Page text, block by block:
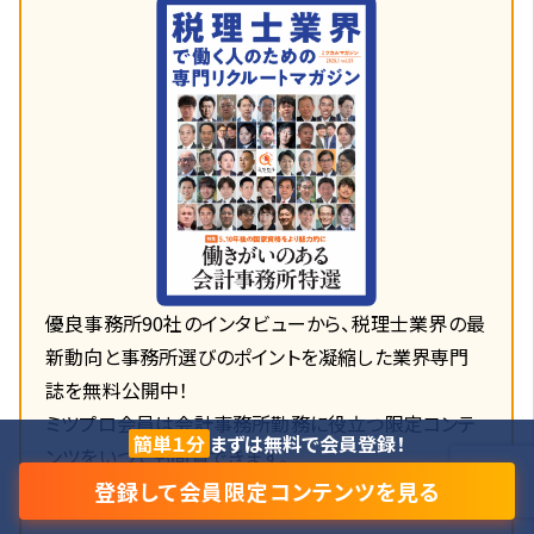
優良事務所90社のインタビューから、税理士業界の最
新動向と事務所選びのポイントを凝縮した業界専門
誌を無料公開中！
ミツプロ会員は会計事務所勤務に役立つ限定コンテ
ンツをいつでも閲覧できます。
⇒無料で会員登録して雑誌を見る
簡単１分 まずは無料で会員登録！
登録して会員限定コンテンツを見る